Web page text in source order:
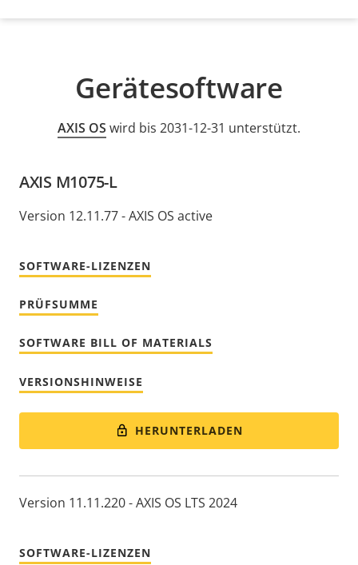
Gerätesoftware
AXIS OS wird bis 2031-12-31 unterstützt.
AXIS M1075-L
Version 12.11.77 - AXIS OS active
SOFTWARE-LIZENZEN
PRÜFSUMME
SOFTWARE BILL OF MATERIALS
VERSIONSHINWEISE
HERUNTERLADEN
Version 11.11.220 - AXIS OS LTS 2024
SOFTWARE-LIZENZEN